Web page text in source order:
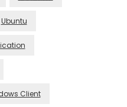
Ubuntu
Client